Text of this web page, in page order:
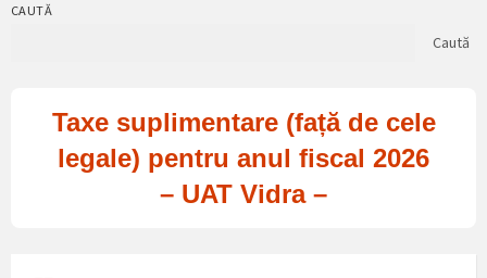
CAUTĂ
Caută
Taxe suplimentare (față de cele
legale) pentru anul fiscal 2026
– UAT Vidra –